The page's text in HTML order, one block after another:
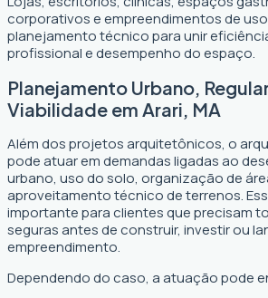
corporativos e empreendimentos de
planejamento técnico para unir
profissional e desempenho do espaço.
Planejamento Urbano,
Viabilidade em Arari, MA
Além dos projetos arquitetônicos, o
pode atuar em demandas ligadas ao
urbano, uso do solo, organização de
aproveitamento técnico de terrenos.
importante para clientes que precisam
seguras antes de construir, investir ou
empreendimento.
Dependendo do caso, a atuação pode